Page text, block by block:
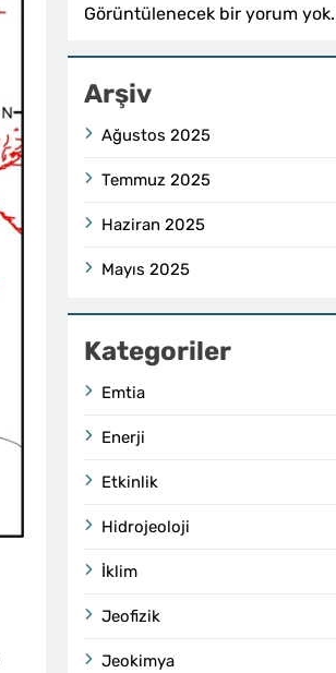
Görüntülenecek bir yorum yok.
Arşiv
Ağustos 2025
Temmuz 2025
Haziran 2025
Mayıs 2025
Kategoriler
Emtia
Enerji
Etkinlik
Hidrojeoloji
İklim
Jeofizik
Jeokimya